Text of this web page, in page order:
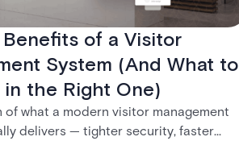
Benefits of a Visitor
System (And What to
the Right One)
of what a modern visitor management
delivers — tighter security, faster